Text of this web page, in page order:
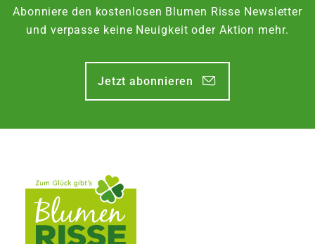
Abonniere den kostenlosen Blumen Risse Newsletter
und verpasse keine Neuigkeit oder Aktion mehr.
Jetzt abonnieren